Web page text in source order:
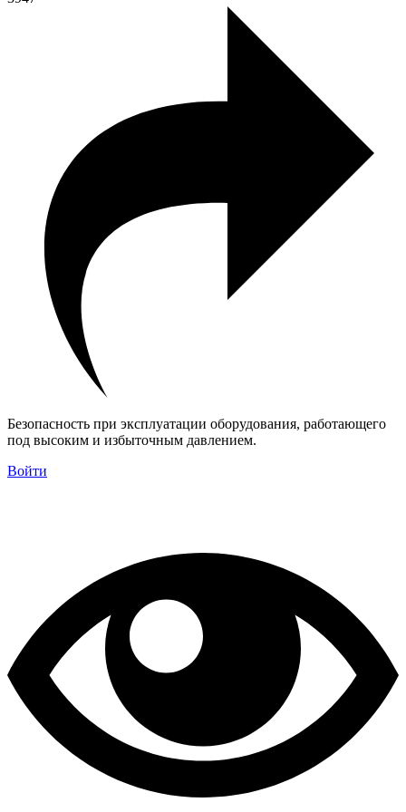
Безопасность при эксплуатации оборудования, работающего
под высоким и избыточным давлением.
Войти